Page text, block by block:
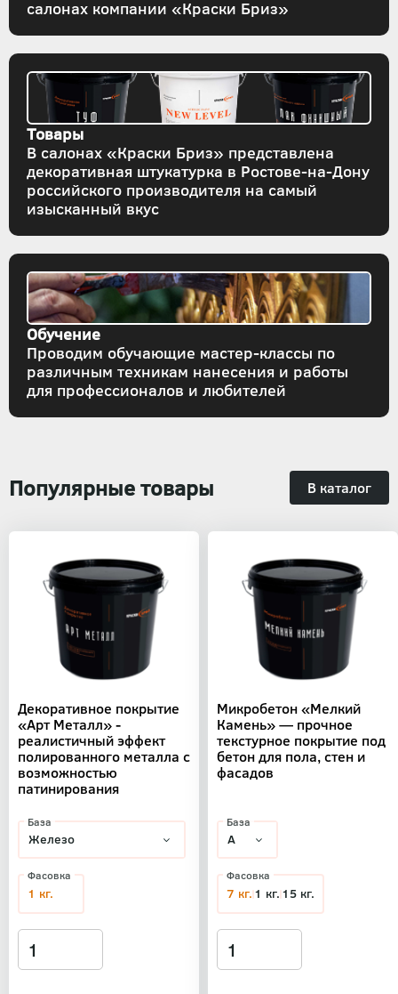
салонах компании «Краски Бриз»
Товары
В салонах «Краски Бриз» представлена
декоративная штукатурка в Ростове-на-Дону
российского производителя на самый
изысканный вкус
Обучение
Проводим обучающие мастер-классы по
различным техникам нанесения и работы
для профессионалов и любителей
Популярные товары В каталог
Декоративное покрытие
«Арт Металл» -
реалистичный эффект
полированного металла с
возможностью
патинирования
База
Фасовка
1 кг.
Микробетон «Мелкий
Камень» — прочное
текстурное покрытие под
бетон для пола, стен и
фасадов
База
Фасовка
7 кг. 1 кг. 15 кг.